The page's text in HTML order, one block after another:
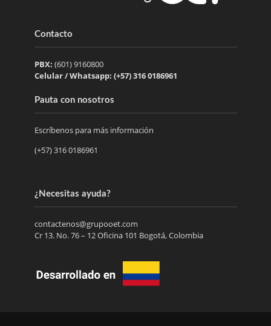
Contacto
PBX: (601) 9160800
Celular / Whatsapp: (+57) 316 0186961
Pauta con nosotros
Escríbenos para más información
(+57) 316 0186961
¿Necesitas ayuda?
contactenos@grupooet.com
Cr 13. No. 76 – 12 Oficina 101 Bogotá, Colombia